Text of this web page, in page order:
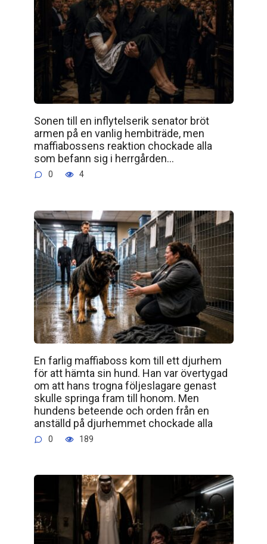
Sonen till en inflytelserik senator bröt
armen på en vanlig hembiträde, men
maffiabossens reaktion chockade alla
som befann sig i herrgården…
0 4
En farlig maffiaboss kom till ett djurhem
för att hämta sin hund. Han var övertygad
om att hans trogna följeslagare genast
skulle springa fram till honom. Men
hundens beteende och orden från en
anställd på djurhemmet chockade alla
0 189